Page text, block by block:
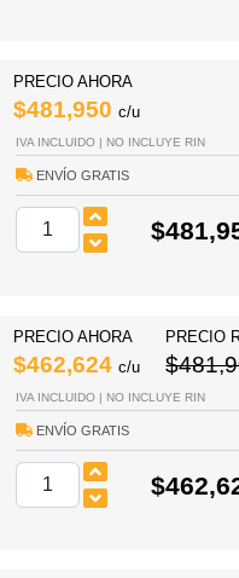
PRECIO AHORA
$481,950 c/u
IVA INCLUIDO | NO INCLUYE RIN
ENVÍO GRATIS
PRECIO AHORA
$462,624 c/u
PRECIO
IVA INCLUIDO | NO INCLUYE RIN
ENVÍO GRATIS